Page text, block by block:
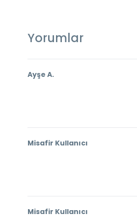
Yorumlar
Ayşe A.
Misafir Kullanıcı
Misafir Kullanıcı